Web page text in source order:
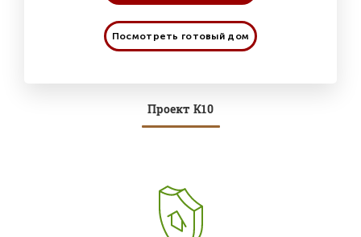
Посмотреть готовый дом
Проект К10